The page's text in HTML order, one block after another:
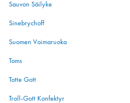
Sauvon Säilyke
Sinebrychoff
Suomen Voimaruoka
Toms
Totte Gott
Troll-Gott Konfektyr